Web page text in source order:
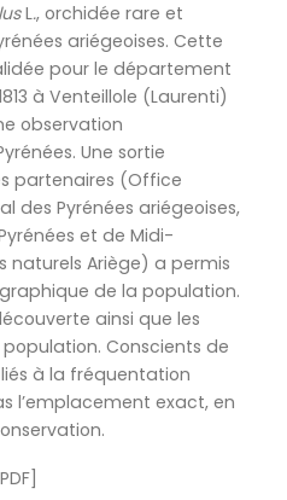
L., orchidée rare et
ariégeoises. Cette
pour le département
à Venteillole (Laurenti)
observation
Une sortie
partenaires (Office
des Pyrénées ariégeoises,
et de Midi-
naturels Ariège) a permis
de la population.
ainsi que les
Conscients de
à la fréquentation
l’emplacement exact, en
[PDF]